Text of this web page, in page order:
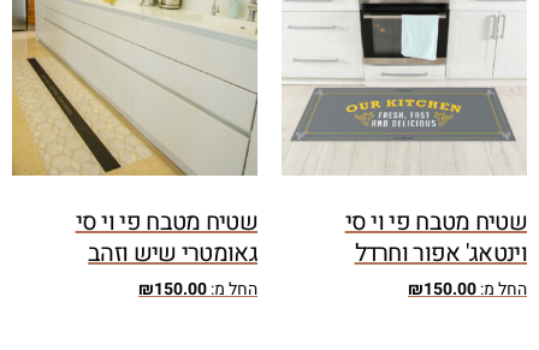
שטיח מטבח פי וי סי
וינטאג' אפור וחרדל
החל מ: ₪150.00
שטיח מטבח פי וי סי
גאומטרי שיש וזהב
החל מ: ₪150.00